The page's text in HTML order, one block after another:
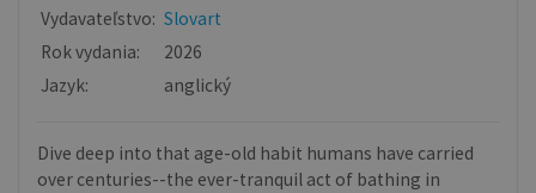
Vydavateľstvo: Slovart
Rok vydania:
2026
Jazyk:
anglický
Dive deep into that age-old habit humans have carried
over centuries--the ever-tranquil act of bathing in